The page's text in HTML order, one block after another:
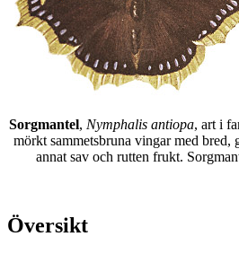
Sorgmantel, Nymphalis antiopa, art i
mörkt sammetsbruna vingar med bred,
annat sav och rutten frukt.
Översikt